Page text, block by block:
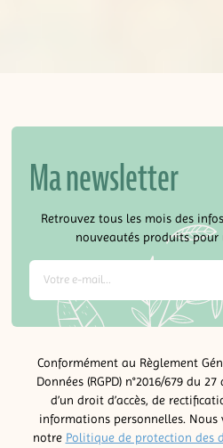
Ma newsletter
Retrouvez tous les mois des
nouveautés produits pour
Conformément au Règlement
Données (RGPD) n°2016/679 du
d’un droit d’accès, de
informations personnelles.
notre Politique de protection des